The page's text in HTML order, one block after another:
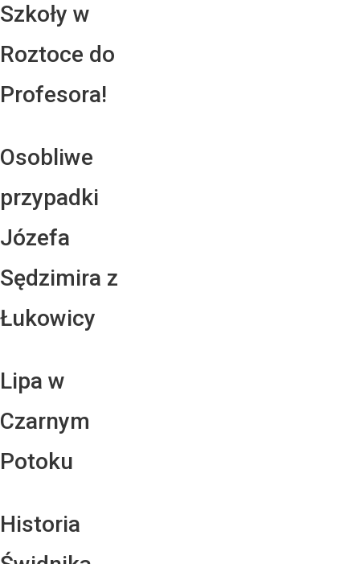
Szkoły w
Roztoce do
Profesora!
Osobliwe
przypadki
Józefa
Sędzimira z
Łukowicy
Lipa w
Czarnym
Potoku
Historia